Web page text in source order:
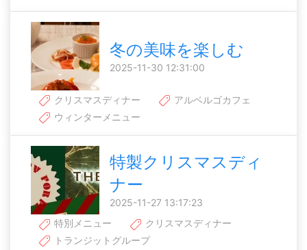
冬の美味を楽しむ
2025-11-30 12:31:00
クリスマスディナー
アルベルゴカフェ
ウィンターメニュー
特製クリスマスディ
ナー
2025-11-27 13:17:23
特別メニュー
クリスマスディナー
トランジットグループ